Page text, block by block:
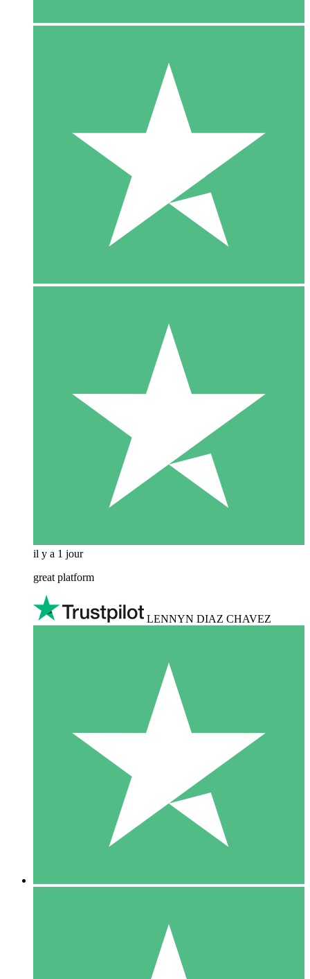
il y a 1 jour
great platform
LENNYN DIAZ CHAVEZ